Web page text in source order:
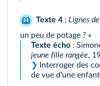
Texte 4 : Lignes
un peu de potage ? »
Texte écho :
jeune fille rangée,
❯
Interroger des
de vue d'une enfant